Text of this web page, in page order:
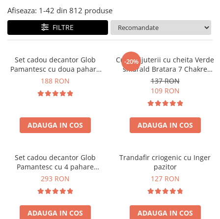
Cadouri Fete
Pentru Copilul din tine
Cadouri Haioase
Cadouri Majorat
Cadouri pentru Nasi
Cadouri pentru Bunici
Cadouri pentru Sefi
Cadouri Nunta si Cununie civila
Cani si Termosuri
Jocuri si Puzzle
Produse pentru Calatorie
Seturi de caligrafie
Cadouri Sfantul Alexandru
Cadouri Sfanta Ana
Cadouri Sfanta Maria
Cadouri Sfintii Mihail si Gavriil
Afiseaza: 1-42 din 812 produse
FILTRE
Set cadou decantor Glob
Pamantesc cu doua pahare
Epique, 850 ml
188 RON
ADAUGA IN COS
-20%
Cutie bijuterii cu cheita Verde
smarald Bratara 7 Chakre
CADOU
137 RON
109 RON
ADAUGA IN COS
Set cadou decantor Glob
Pamantesc cu 4 pahare
Deluxe
293 RON
ADAUGA IN COS
Trandafir criogenic cu Inger
pazitor
127 RON
ADAUGA IN COS